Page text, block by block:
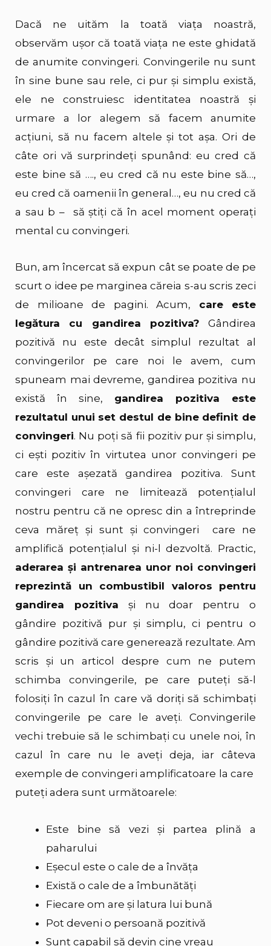
Dacă ne uităm la toată viața noastră,
observăm ușor că toată viața ne este ghidată
de anumite convingeri. Convingerile nu sunt
în sine bune sau rele, ci pur și simplu există,
ele ne construiesc identitatea noastră și
urmare a lor alegem să facem anumite
acțiuni, să nu facem altele și tot așa. Ori de
câte ori vă surprindeți spunând: eu cred că
este bine să …., eu cred că nu este bine să…,
eu cred că oamenii în general…, eu nu cred că
a sau b – să știți că în acel moment operați
mental cu convingeri.
Bun, am încercat să expun cât se poate de pe
scurt o idee pe marginea căreia s-au scris zeci
de milioane de pagini. Acum, care este
legătura cu gandirea pozitiva? Gândirea
pozitivă nu este decât simplul rezultat al
convingerilor pe care noi le avem, cum
spuneam mai devreme, gandirea pozitiva nu
există în sine, gandirea pozitiva este
rezultatul unui set destul de bine definit de
convingeri. Nu poți să fii pozitiv pur și simplu,
ci ești pozitiv în virtutea unor convingeri pe
care este așezată gandirea pozitiva. Sunt
convingeri care ne limitează potențialul
nostru pentru că ne opresc din a întreprinde
ceva măreț și sunt și convingeri care ne
amplifică potențialul și ni-l dezvoltă. Practic,
aderarea și antrenarea unor noi convingeri
reprezintă un combustibil valoros pentru
gandirea pozitiva și nu doar pentru o
gândire pozitivă pur și simplu, ci pentru o
gândire pozitivă care generează rezultate. Am
scris și un articol despre cum ne putem
schimba convingerile, pe care puteți să-l
folosiți în cazul în care vă doriți să schimbați
convingerile pe care le aveți. Convingerile
vechi trebuie să le schimbați cu unele noi, în
cazul în care nu le aveți deja, iar câteva
exemple de convingeri amplificatoare la care
puteți adera sunt următoarele:
Este bine să vezi și partea plină a
paharului
Eșecul este o cale de a învăța
Există o cale de a îmbunătăți
Fiecare om are și latura lui bună
Pot deveni o persoană pozitivă
Sunt capabil să devin cine vreau